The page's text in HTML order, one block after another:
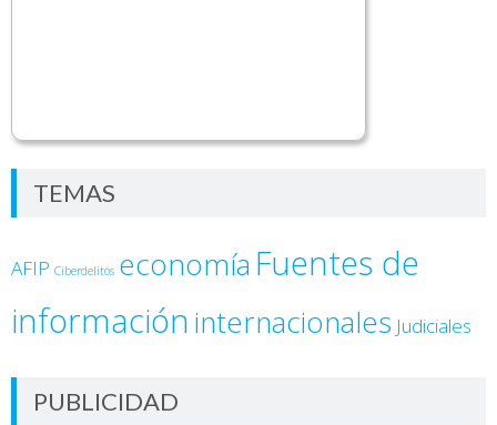
TEMAS
AFIP Ciberdelitos economía Fuentes de
información internacionales Judiciales
PUBLICIDAD